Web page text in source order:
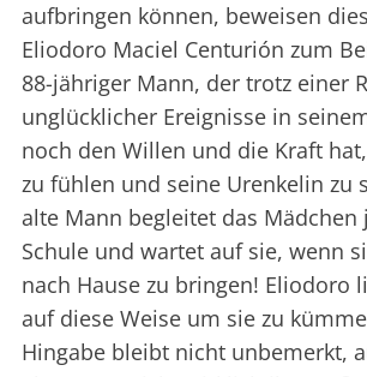
aufbringen können, beweisen
Eliodoro Maciel Centurión zum
88-jähriger Mann, der trotz einer
unglücklicher Ereignisse in
noch den Willen und die Kraft
zu fühlen und seine Urenkelin zu
alte Mann begleitet das Mädchen
Schule und wartet auf sie, wenn
nach Hause zu bringen! Eliodoro
auf diese Weise um sie zu
Hingabe bleibt nicht unbemerkt,